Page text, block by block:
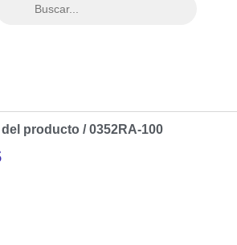
producto / 0352RA-100